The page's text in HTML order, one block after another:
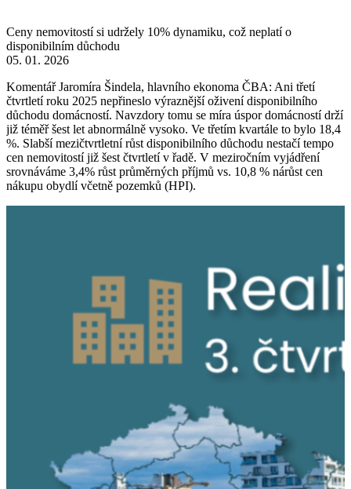
Ceny nemovitostí si udržely 10% dynamiku, což neplatí o
disponibilním důchodu
05. 01. 2026
Komentář Jaromíra Šindela, hlavního ekonoma ČBA: Ani třetí
čtvrtletí roku 2025 nepřineslo výraznější oživení disponibilního
důchodu domácností. Navzdory tomu se míra úspor domácností drží
již téměř šest let abnormálně vysoko. Ve třetím kvartále to bylo 18,4
%. Slabší mezičtvrtletní růst disponibilního důchodu nestačí tempo
cen nemovitostí již šest čtvrtletí v řadě. V meziročním vyjádření
srovnáváme 3,4% růst průměrných příjmů vs. 10,8 % nárůst cen
nákupu obydlí včetně pozemků (HPI).